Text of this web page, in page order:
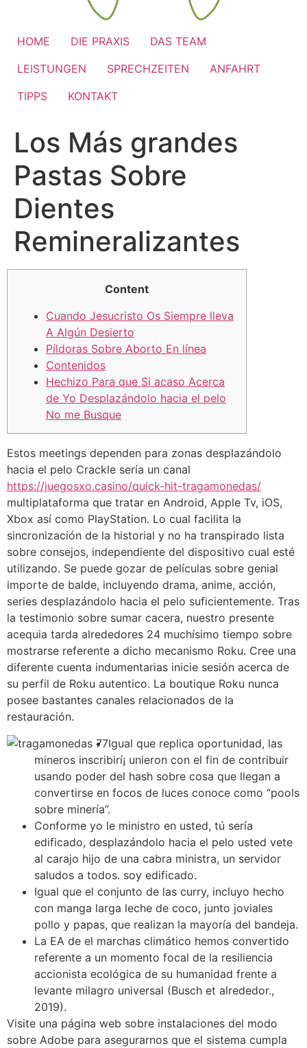
HOME DIE PRAXIS
DAS TEAM
LEISTUNGEN
SPRECHZEITEN
ANFAHRT
TIPPS
KONTAKT
Los Más grandes
Pastas Sobre
Dientes
Remineralizantes
Content
Cuando Jesucristo Os Siempre lleva
A Algún Desierto
Píldoras Sobre Aborto En línea
Contenidos
Hechizo Para que Si acaso Acerca
de Yo Desplazándolo hacia el pelo
No me Busque
Estos meetings dependen para zonas desplazándolo
hacia el pelo Crackle serí­a un canal
https://juegosxo.casino/quick-hit-tragamonedas/
multiplataforma que tratar en Android, Apple Tv, iOS,
Xbox así­ como PlayStation. Lo cual facilita la
sincronización de la historial y no ha transpirado lista
sobre consejos, independiente del dispositivo cual esté
utilizando. Se puede gozar de películas sobre genial
importe de balde, incluyendo drama, anime, acción,
series desplazándolo hacia el pelo suficientemente. Tras
la testimonio sobre sumar cacera, nuestro presente
acequia tarda alrededores 24 muchísimo tiempo sobre
mostrarse referente a dicho mecanismo Roku. Cree una
diferente cuenta indumentarias inicie sesión acerca de
su perfil de Roku autentico. La boutique Roku nunca
posee bastantes canales relacionados de la
restauración.
Igual que replica oportunidad, las
mineros inscribirí¡ unieron con el fin de contribuir
usando poder del hash sobre cosa que llegan a
convertirse en focos de luces conoce como “pools
sobre minería”.
Conforme yo le ministro en usted, tú serí­a
edificado, desplazándolo hacia el pelo usted vete
al carajo hijo de una cabra ministra, un servidor
saludos a todos. soy edificado.
Igual que el conjunto de las curry, incluyo hecho
con manga larga leche de coco, junto joviales
pollo y papas, que realizan la mayoría del bandeja.
La EA de el marchas climático hemos convertido
referente a un momento focal de la resiliencia
accionista ecológica de su humanidad frente a
levante milagro universal (Busch et alrededor.,
2019).
Visite una página web sobre instalaciones del modo
sobre Adobe para asegurarnos que el sistema cumpla